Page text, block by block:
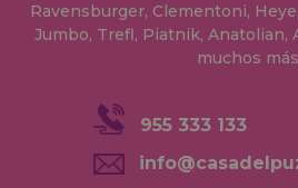
Ravensburger, Clementoni,
Jumbo, Trefl, Piatnik, Anatolian,
muchos
955 333 133